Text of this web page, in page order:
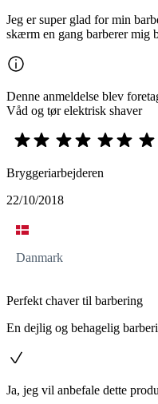
Jeg er super glad for min
skærm en gang barberer mig
Denne anmeldelse blev
Våd og tør elektrisk shaver
Bryggeriarbejderen
22/10/2018
Danmark
Perfekt chaver til barbering
En dejlig og behagelig
Ja, jeg vil anbefale dette